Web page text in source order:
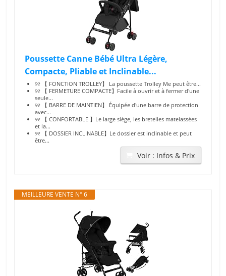
Poussette Canne Bébé Ultra Légère,
Compacte, Pliable et Inclinable...
୨୧ 【 FONCTION TROLLEY】 La poussette Trolley Me peut être...
୨୧ 【 FERMETURE COMPACTE】Facile à ouvrir et à fermer d'une
seule...
୨୧ 【 BARRE DE MAINTIEN】 Équipée d'une barre de protection
avec...
୨୧ 【 CONFORTABLE 】Le large siège, les bretelles matelassées
et la...
୨୧ 【 DOSSIER INCLINABLE】Le dossier est inclinable et peut
être...
Voir : Infos & Prix
MEILLEURE VENTE N° 6